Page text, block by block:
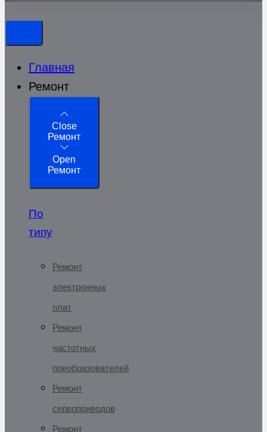
Главная
Ремонт
Close
Ремонт
Open
Ремонт
По
типу
Ремонт
электронных
плат
Ремонт
частотных
преобразователей
Ремонт
сервоприводов
Ремонт